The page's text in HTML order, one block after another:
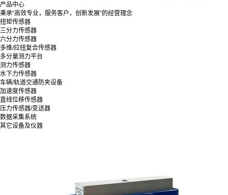
产品中心
秉承“高效专业，服务客户，创新发展”的经营理念
扭矩传感器
三分力传感器
六分力传感器
多维/拉扭复合传感器
多分量测力平台
测力传感器
水下力传感器
车辆/轨道交通防夹设备
加速度传感器
直线位移传感器
压力传感器/变送器
数据采集系统
其它设备及仪器